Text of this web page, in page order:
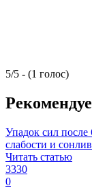
5/5 - (1 голос)
Упадок сил после
слабости и
Читать статью
3330
0